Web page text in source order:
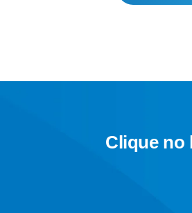
Clique no